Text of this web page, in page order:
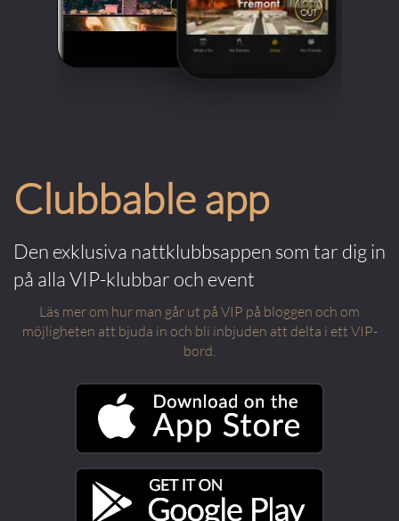
Clubbable app
Den exklusiva nattklubbsappen som tar dig in
på alla VIP-klubbar och event
Läs mer om hur man går ut på VIP på bloggen och om
möjligheten att bjuda in och bli inbjuden att delta i ett VIP-
bord.